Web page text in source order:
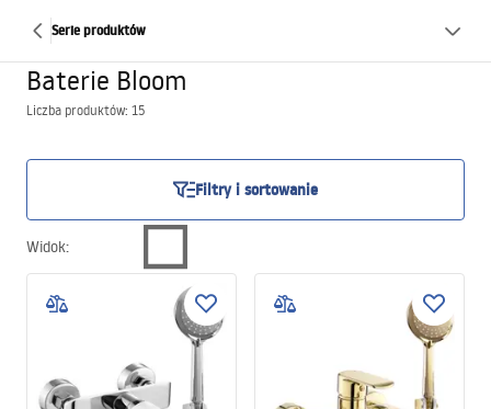
Serie produktów
Baterie Bloom
Liczba produktów: 15
Filtry i sortowanie
Widok: